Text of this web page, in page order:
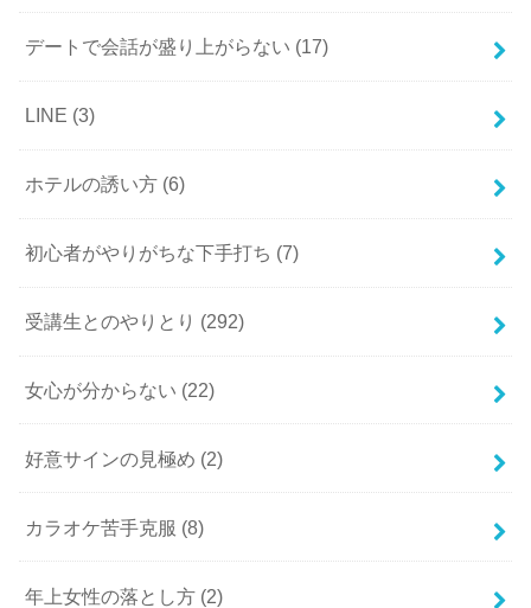
デートで会話が盛り上がらない (17)
LINE (3)
ホテルの誘い方 (6)
初心者がやりがちな下手打ち (7)
受講生とのやりとり (292)
女心が分からない (22)
好意サインの見極め (2)
カラオケ苦手克服 (8)
年上女性の落とし方 (2)